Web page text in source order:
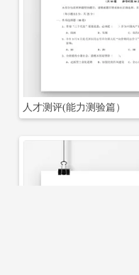
人才测评(能力测验篇）